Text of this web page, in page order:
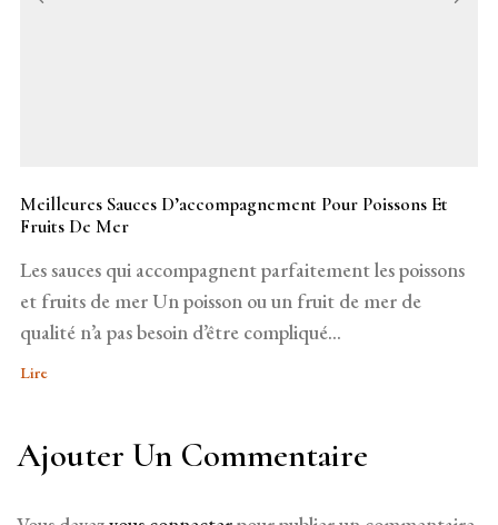
Meilleures Sauces D’accompagnement Pour Poissons Et
Fruits De Mer
Les sauces qui accompagnent parfaitement les poissons
et fruits de mer Un poisson ou un fruit de mer de
qualité n’a pas besoin d’être compliqué...
Lire
Ajouter Un Commentaire